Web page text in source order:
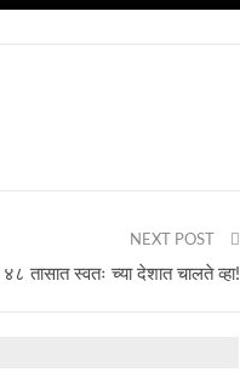
NEXT POST
४८ तासात स्वतः च्या देशात चालते व्हा!